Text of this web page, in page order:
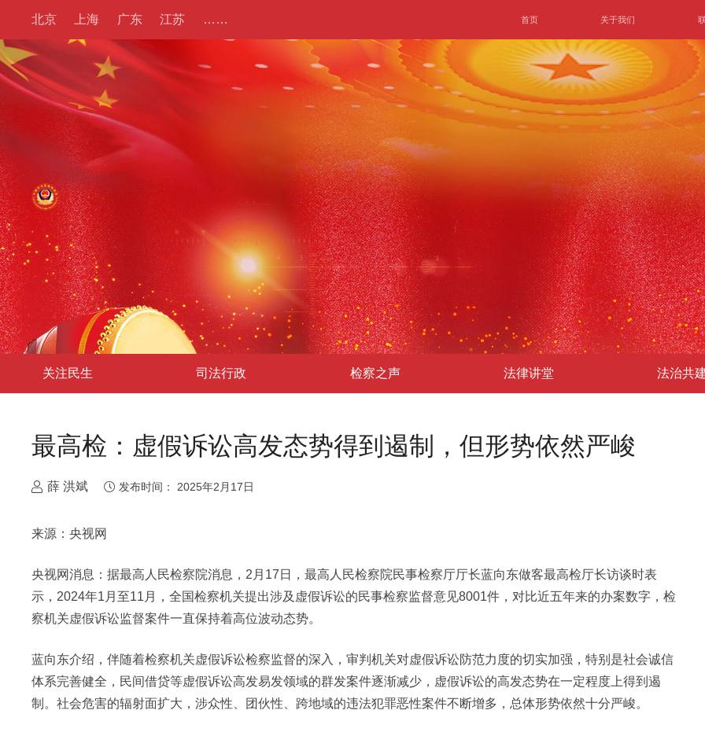
北京 上海 广东 江苏 …… 首页 关于我们
关注民生 司法行政 检察之声 法律讲堂 法治共
最高检：虚假诉讼高发态势得到遏制，但形势依然严峻
薛 洪斌 发布时间： 2025年2月17日
来源：央视网
央视网消息：据最高人民检察院消息，2月17日，最高人民检察院民事检察厅厅长蓝向东做客最高检厅长访谈时表
示，2024年1月至11月，全国检察机关提出涉及虚假诉讼的民事检察监督意见8001件，对比近五年来的办案数字，检
察机关虚假诉讼监督案件一直保持着高位波动态势。
蓝向东介绍，伴随着检察机关虚假诉讼检察监督的深入，审判机关对虚假诉讼防范力度的切实加强，特别是社会诚信
体系完善健全，民间借贷等虚假诉讼高发易发领域的群发案件逐渐减少，虚假诉讼的高发态势在一定程度上得到遏
制。社会危害的辐射面扩大，涉众性、团伙性、跨地域的违法犯罪恶性案件不断增多，总体形势依然十分严峻。